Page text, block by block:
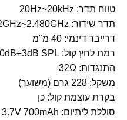
טווח תדר: 20Hz~20kHz
תדר שידור: 2.402GHz~2.480GHz
דרייבר דינמי: 40 מ"מ
רמת לחץ קול: 100dB±3dB SPL
התנגדות: 32Ω
משקל: 228 גרם (משוער)
בקרת עוצמת קול: כן
סוללת ליתיום: 3.7V 700mAh